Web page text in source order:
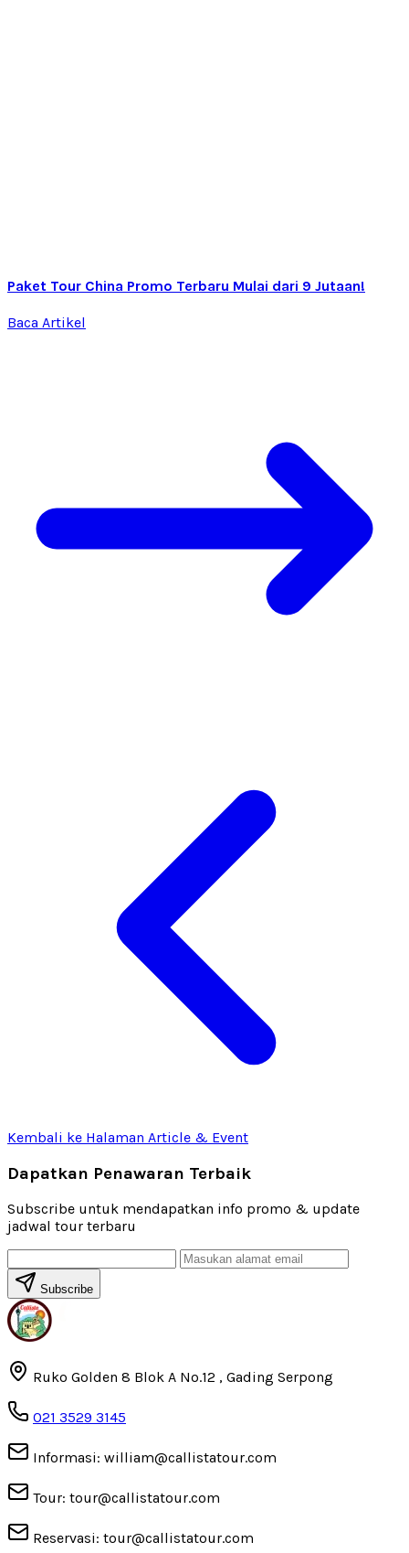
Paket Tour China Promo Terbaru Mulai dari 9 Jutaan!
Baca Artikel
Kembali ke Halaman Article & Event
Dapatkan Penawaran Terbaik
Subscribe untuk mendapatkan info promo & update
jadwal tour terbaru
Subscribe
Ruko Golden 8 Blok A No.12 , Gading Serpong
021 3529 3145
Informasi: william@callistatour.com
Tour: tour@callistatour.com
Reservasi: tour@callistatour.com